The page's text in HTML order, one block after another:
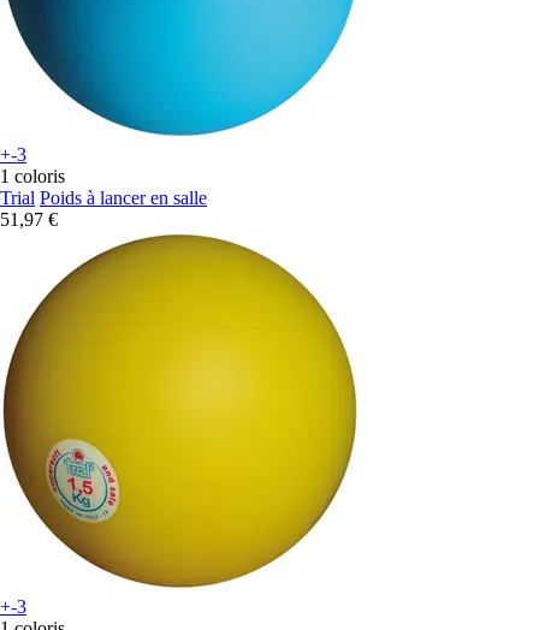
+-3
1 coloris
Trial Poids à lancer en salle
51,97 €
+-3